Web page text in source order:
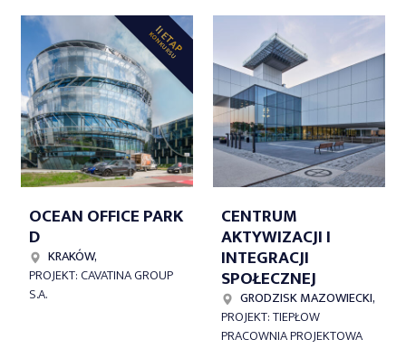
II ETAP
KONKURSU
OCEAN OFFICE PARK
D
KRAKÓW,
PROJEKT: CAVATINA GROUP
S.A.
CENTRUM
AKTYWIZACJI I
INTEGRACJI
SPOŁECZNEJ
GRODZISK MAZOWIECKI,
PROJEKT: TIEPŁOW
PRACOWNIA PROJEKTOWA